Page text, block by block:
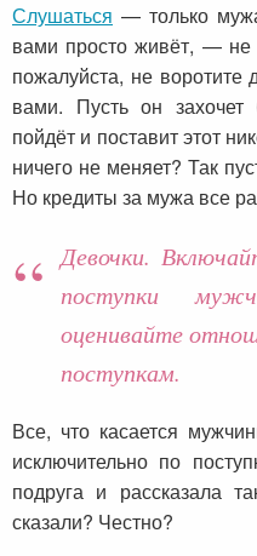
Слушаться — только
вами просто живёт, —
пожалуйста, не
вами. Пусть он
пойдёт и поставит этот
ничего не меняет? Так
Но кредиты за мужа все
Девочки.
поступки
оценивайте
поступкам.
Все, что касается
исключительно по
подруга и рассказала
сказали? Честно?